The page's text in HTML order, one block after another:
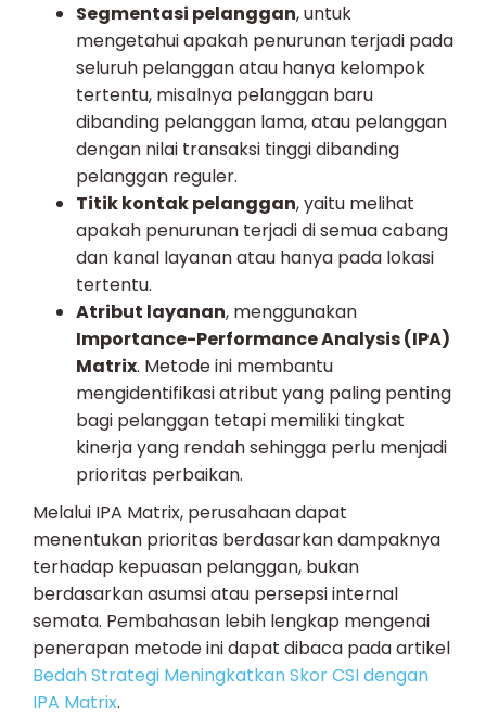
Segmentasi pelanggan, untuk
mengetahui apakah penurunan terjadi pada
seluruh pelanggan atau hanya kelompok
tertentu, misalnya pelanggan baru
dibanding pelanggan lama, atau pelanggan
dengan nilai transaksi tinggi dibanding
pelanggan reguler.
Titik kontak pelanggan, yaitu melihat
apakah penurunan terjadi di semua cabang
dan kanal layanan atau hanya pada lokasi
tertentu.
Atribut layanan, menggunakan
Importance-Performance Analysis (IPA)
Matrix. Metode ini membantu
mengidentifikasi atribut yang paling penting
bagi pelanggan tetapi memiliki tingkat
kinerja yang rendah sehingga perlu menjadi
prioritas perbaikan.
Melalui IPA Matrix, perusahaan dapat
menentukan prioritas berdasarkan dampaknya
terhadap kepuasan pelanggan, bukan
berdasarkan asumsi atau persepsi internal
semata. Pembahasan lebih lengkap mengenai
penerapan metode ini dapat dibaca pada artikel
Bedah Strategi Meningkatkan Skor CSI dengan
IPA Matrix.